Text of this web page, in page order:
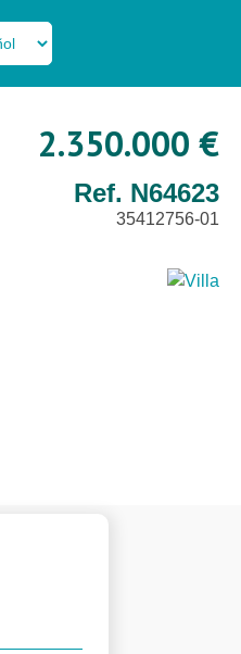
2.350.000 €
Ref. N64623
35412756-01